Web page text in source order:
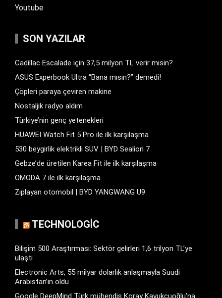
Youtube
SON YAZILAR
Cadillac Escalade için 37,5 milyon TL verir misin?
ASUS Experbook Ultra “Bana mısın?” demedi!
Çöpleri paraya çeviren makine
Nostaljik radyo aldım
Türkiye’nin genç yetenekleri
HUAWEI Watch Fit 5 Pro ile ilk karşılaşma
530 beygirlik elektrikli SUV | BYD Sealion 7
Gebze’de üretilen Karea Fit ile ilk karşılaşma
OMODA 7 ile ilk karşılaşma
Zıplayan otomobil | BYD YANGWANG U9
TECHNOLOGIC
Bilişim 500 Araştırması: Sektör gelirleri 1,6 trilyon TL’ye
ulaştı
Electronic Arts, 55 milyar dolarlık anlaşmayla Suudi
Arabistan’ın oldu
Google DeepMind Türk mühendis Koray Kavukcuoğlu’na